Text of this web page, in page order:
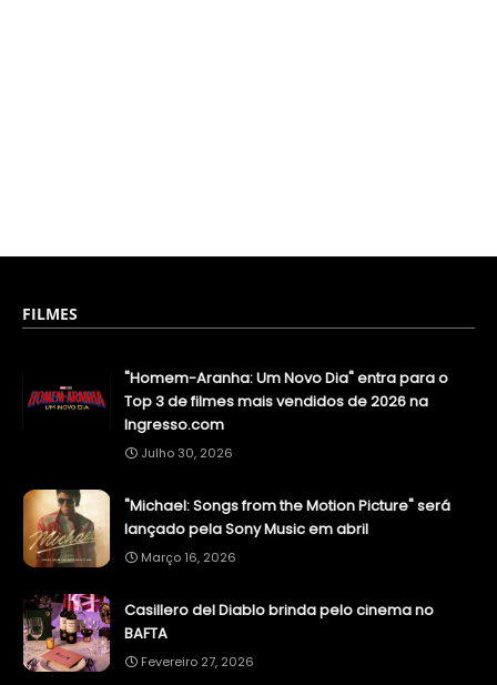
FILMES
"Homem-Aranha: Um Novo Dia" entra para o
Top 3 de filmes mais vendidos de 2026 na
Ingresso.com
Julho 30, 2026
"Michael: Songs from the Motion Picture" será
lançado pela Sony Music em abril
Março 16, 2026
Casillero del Diablo brinda pelo cinema no
BAFTA
Fevereiro 27, 2026